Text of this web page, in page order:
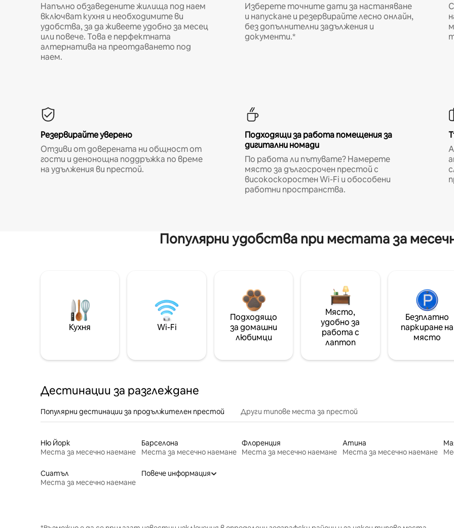
Напълно обзаведените жилища под наем
включват кухня и необходимите ви
удобства, за да живеете удобно за месец
или повече. Това е перфектната
алтернатива на преотдаването под
наем.
Изберете точните дати за настаняване
и напускане и резервирайте лесно онлайн,
без допълнителни задължения и
документи.*
Резервирайте уверено
Отзиви от доверената ни общност от
гости и денонощна поддръжка по време
на удължения ви престой.
Подходящи за работа помещения за
дигитални номади
По работа ли пътувате? Намерете
място за дългосрочен престой с
високоскоростен Wi-Fi и обособени
работни пространства.
Популярни удобства при местата за
Кухня Wi-Fi
Подходящо
за домашни
любимци
Място,
удобно за
работа с
лаптоп
Безплатно
паркиране на
място
Дестинации за разглеждане
Популярни дестинации за продължителен престой Други типове места за престой
Ню Йорк
Места за месечно наемане
Барселона
Места за месечно наемане
Флоренция
Места за месечно наемане
Атина
Места за месечно наемане
Сиатъл
Места за месечно наемане
Повече информация